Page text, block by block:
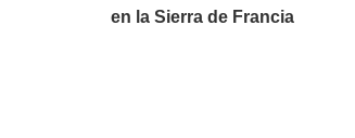
en la Sierra de Francia